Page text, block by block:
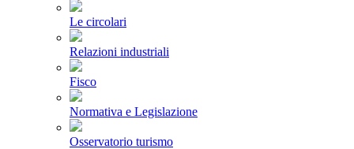
Le circolari
Relazioni industriali
Fisco
Normativa e Legislazione
Osservatorio turismo